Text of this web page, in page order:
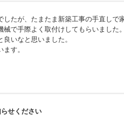
たが、たまたま新築工事の手直しで
で手際よく取付けしてもらいました。
いなと思いました。
す。
せください